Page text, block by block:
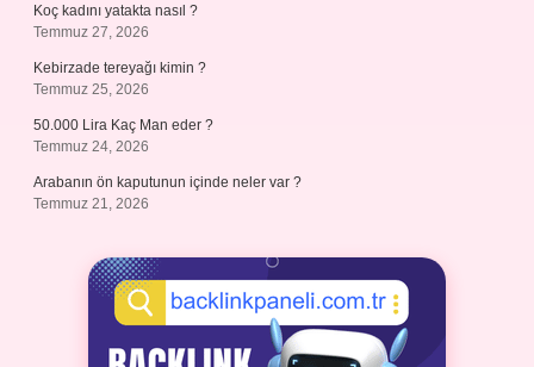
Koç kadını yatakta nasıl ?
Temmuz 27, 2026
Kebirzade tereyağı kimin ?
Temmuz 25, 2026
50.000 Lira Kaç Man eder ?
Temmuz 24, 2026
Arabanın ön kaputunun içinde neler var ?
Temmuz 21, 2026